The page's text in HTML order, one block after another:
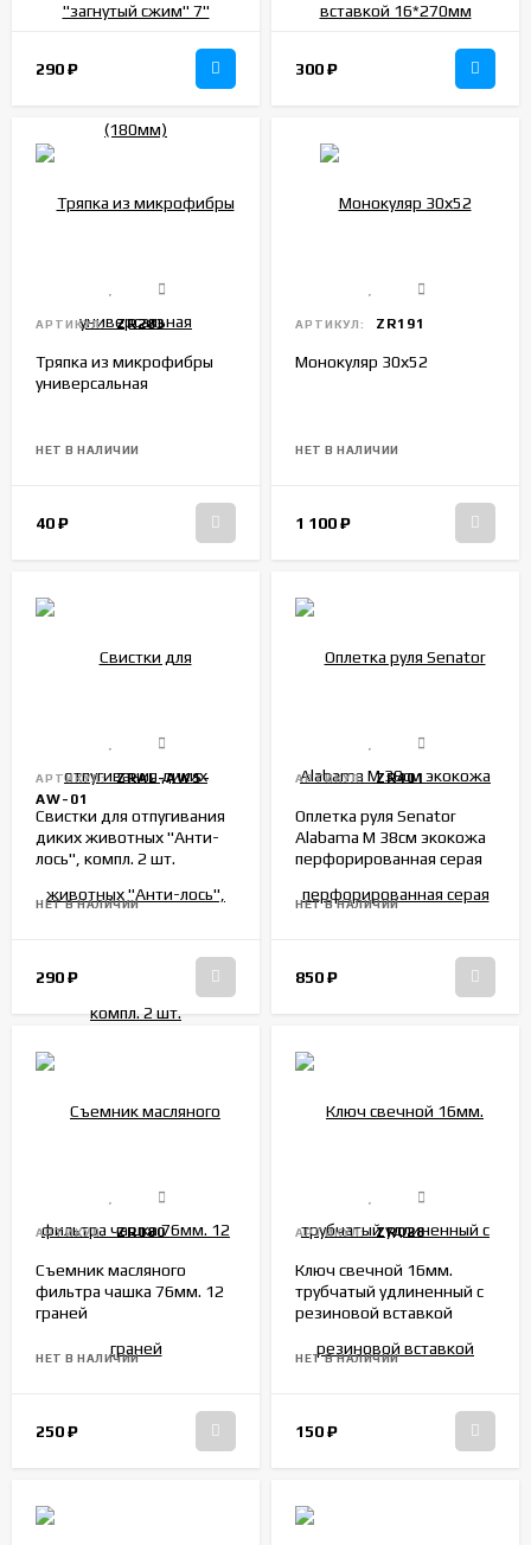
290₽ 300₽
АРТИКУЛ: ZR283
Тряпка из микрофибры
универсальная
НЕТ В НАЛИЧИИ
40₽
АРТИКУЛ: ZR191
Монокуляр 30х52
НЕТ В НАЛИЧИИ
1 100₽
АРТИКУЛ:
ZRAL-AWS-
AW-01
Свистки для отпугивания
диких животных "Анти-
лось", компл. 2 шт.
НЕТ В НАЛИЧИИ
290₽
АРТИКУЛ: ZR401
Оплетка руля Senator
Alabama M 38см экокожа
перфорированная серая
НЕТ В НАЛИЧИИ
850₽
АРТИКУЛ: ZR080
Съемник масляного
фильтра чашка 76мм. 12
граней
НЕТ В НАЛИЧИИ
250₽
АРТИКУЛ: ZR028
Ключ свечной 16мм.
трубчатый удлиненный с
резиновой вставкой
НЕТ В НАЛИЧИИ
150₽